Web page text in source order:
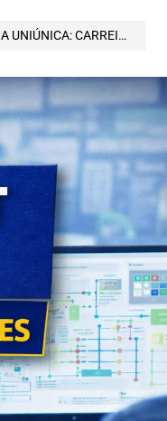
IMPACTO REAL NO FUNIL DE MARKETING